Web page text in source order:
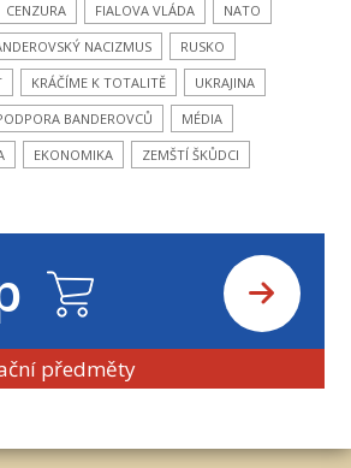
CENZURA FIALOVA VLÁDA
NATO
NACIZMUS
RUSKO
KRÁČÍME K TOTALITĚ
UKRAJINA
BANDEROVCŮ
MÉDIA
EKONOMIKA ZEMŠTÍ ŠKŮDCI
předměty